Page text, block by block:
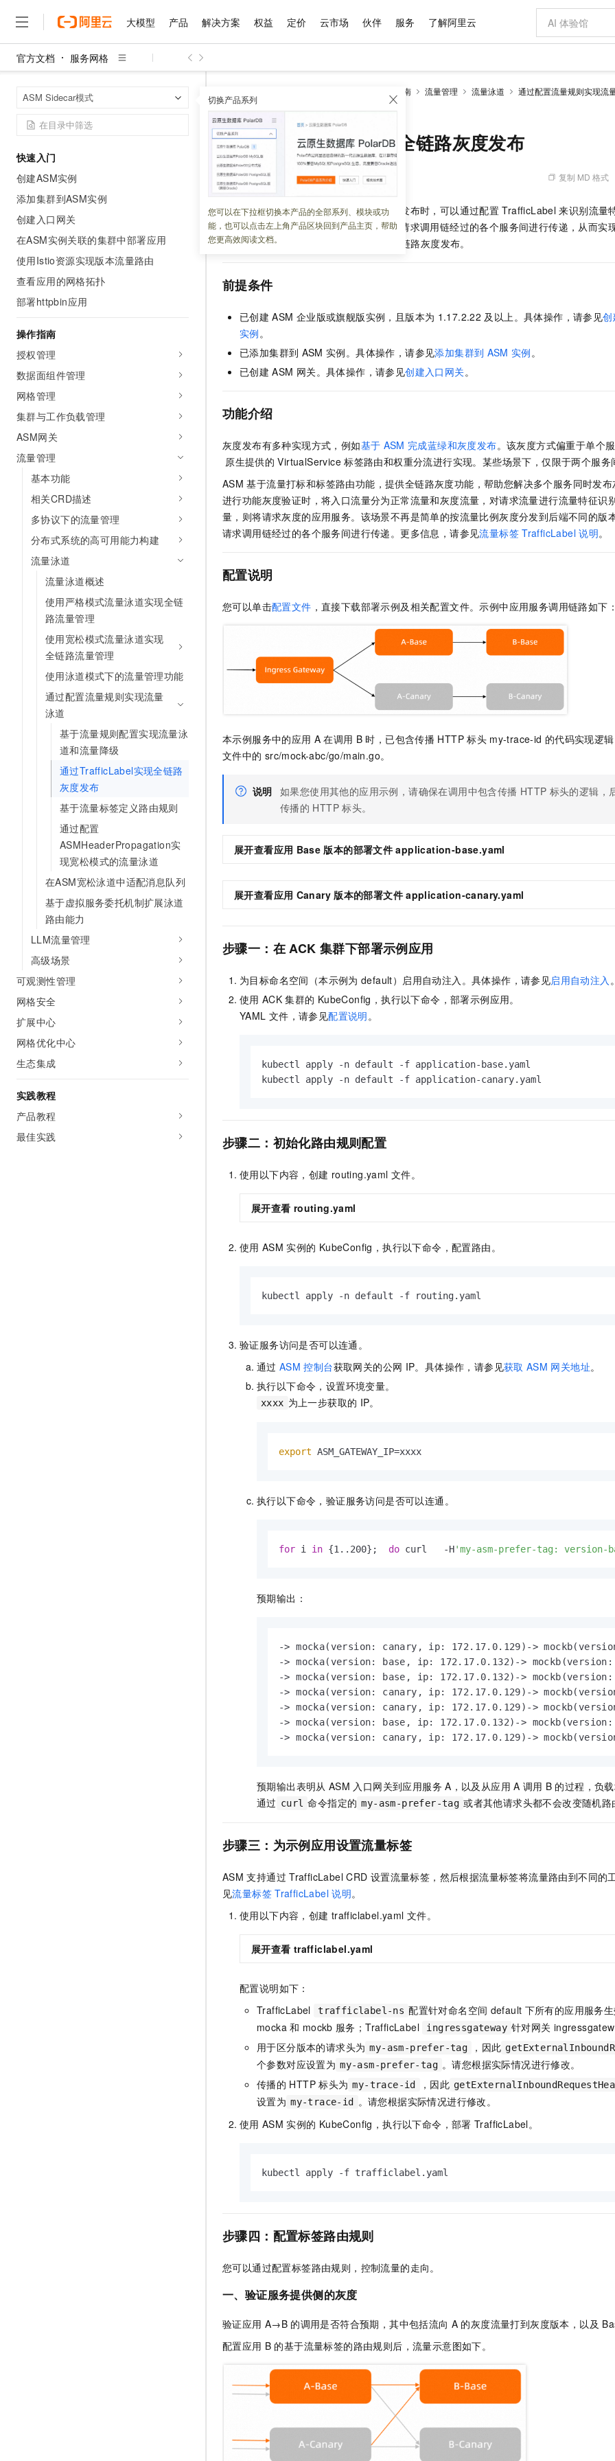
大模型 产品 解决方案 权益 定价 云市场 伙伴 服务 了解阿里云
官方文档 服务网格
ASM Sidecar模式 切换产品系列
您可以在下拉框切换本产品的全部系列、模块或功
能，也可以点击左上角产品区块回到产品主页，帮助
您更高效阅读文档。
快速入门
创建ASM实例
添加集群到ASM实例
创建入口网关
在ASM实例关联的集群中部署应用
使用Istio资源实现版本流量路由
查看应用的网格拓扑
部署httpbin应用
操作指南
授权管理
数据面组件管理
网格管理
集群与工作负载管理
ASM网关
流量管理
基本功能
相关CRD描述
多协议下的流量管理
分布式系统的高可用能力构建
流量泳道
流量泳道概述
使用严格模式流量泳道实现全链
路流量管理
使用宽松模式流量泳道实现
全链路流量管理
使用泳道模式下的流量管理功能
通过配置流量规则实现流量
泳道
基于流量规则配置实现流量泳
道和流量降级
通过TrafficLabel实现全链路
灰度发布
基于流量标签定义路由规则
通过配置
ASMHeaderPropagation实
现宽松模式的流量泳道
在ASM宽松泳道中适配消息队列
基于虚拟服务委托机制扩展泳道
路由能力
LLM流量管理
高级场景
可观测性管理
网格安全
扩展中心
网格优化中心
生态集成
实践教程
产品教程
最佳实践
操作指南 流量管理 流量泳道
通过配置流量规则实现流
通过TrafficLabel实现全链路灰度发布
通过TrafficLabel实现全链路灰度发布
更新时间：2024-10-24 01:42:13 复制 MD 格式
当您需要在多个服务间实现全链路的灰度发布时，可以通过配置 TrafficLabel 来识别流量
正常流量和灰度流量。灰度流量特征会在请求调用链经过的各个服务间进行传递，从而实
绍如何通过 TrafficLabel 实现微服务的全链路灰度发布。
前提条件
已创建 ASM 企业版或旗舰版实例，且版本为 1.17.2.22 及以上。具体操作，请参见创
实例。
已添加集群到 ASM 实例。具体操作，请参见添加集群到 ASM 实例。
已创建 ASM 网关。具体操作，请参见创建入口网关。
功能介绍
灰度发布有多种实现方式，例如基于 ASM 完成蓝绿和灰度发布。该灰度方式偏重于单个
原生提供的 VirtualService 标签路由和权重分流进行实现。某些场景下，仅限于两个服
ASM 基于流量打标和标签路由功能，提供全链路灰度功能，帮助您解决多个服务同时发
进行功能灰度验证时，将入口流量分为正常流量和灰度流量，对请求流量进行流量特征识
量，则将请求灰度的应用服务。该场景不再是简单的按流量比例灰度分发到后端不同的版
请求调用链经过的各个服务间进行传递。更多信息，请参见流量标签 TrafficLabel 说明。
配置说明
您可以单击配置文件 ，直接下载部署示例及相关配置文件。示例中应用服务调用链路如下
本示例服务中的应用 A 在调用 B 时，已包含传播 HTTP 标头 my-trace-id 的代码实现逻
文件中的 src/mock-abc/go/main.go。
说明 如果您使用其他的应用示例，请确保在调用中包含传播 HTTP 标头的逻辑，
传播的 HTTP 标头。
展开查看应用 Base 版本的部署文件 application-base.yaml
展开查看应用 Canary 版本的部署文件 application-canary.yaml
步骤一：在 ACK 集群下部署示例应用
为目标命名空间（本示例为 default）启用自动注入。具体操作，请参见启用自动注入
使用 ACK 集群的 KubeConfig，执行以下命令，部署示例应用。
YAML 文件，请参见配置说明 。
kubectl apply -n default -f application-base.yaml
kubectl apply -n default -f application-canary.yaml
步骤二：初始化路由规则配置
使用以下内容，创建 routing.yaml 文件。
展开查看 routing.yaml
使用 ASM 实例的 KubeConfig，执行以下命令，配置路由。
kubectl apply -n default -f routing.yaml
验证服务访问是否可以连通。
通过 ASM 控制台获取网关的公网 IP。具体操作，请参见获取 ASM 网关地址。
执行以下命令，设置环境变量。
xxxx 为上一步获取的 IP。
export ASM_GATEWAY_IP=xxxx
执行以下命令，验证服务访问是否可以连通。
for i in {1..200}; do curl   -H'my-asm-prefer-tag: version-
预期输出：
-> mocka(version: canary, ip: 172.17.0.129)->
-> mocka(version: base, ip: 172.17.0.132)->
-> mocka(version: base, ip: 172.17.0.132)->
-> mocka(version: canary, ip: 172.17.0.129)->
-> mocka(version: canary, ip: 172.17.0.129)->
-> mocka(version: base, ip: 172.17.0.132)->
-> mocka(version: canary, ip: 172.17.0.129)->
预期输出表明从 ASM 入口网关到应用服务 A，以及从应用 A 调用 B 的过程，负
通过 curl 命令指定的 my-asm-prefer-tag 或者其他请求头都不会改变随机
步骤三：为示例应用设置流量标签
ASM 支持通过 TrafficLabel CRD 设置流量标签，然后根据流量标签将流量路由到不同的
见流量标签 TrafficLabel 说明。
使用以下内容，创建 trafficlabel.yaml 文件。
展开查看 trafficlabel.yaml
配置说明如下：
TrafficLabel
trafficlabel-ns 配置针对命名空间 default 下所有的应用服务
mocka 和 mockb 服务；TrafficLabel ingressgateway 针对网关
用于区分版本的请求头为 my-asm-prefer-tag ，因此
个参数对应设置为 my-asm-prefer-tag 。请您根据实际情况进行修改。
传播的 HTTP 标头为 my-trace-id ，因此
设置为 my-trace-id
。请您根据实际情况进行修改。
使用 ASM 实例的 KubeConfig，执行以下命令，部署 TrafficLabel。
kubectl apply -f trafficlabel.yaml
步骤四：配置标签路由规则
您可以通过配置标签路由规则，控制流量的走向。
一、验证服务提供侧的灰度
验证应用 A→B 的调用是否符合预期，其中包括流向 A 的灰度流量打到灰度版本，以及
配置应用 B 的基于流量标签的路由规则后，流量示意图如下。
大模型
大模型
大模型
文本生成
Qwen3.8-Max HOT
智能体时代全能旗舰模型
视觉 Coding、空间感知、多模态思考等全面升级
Kimi-K3 NEW
Kimi 最新旗舰模型，长程编程与推理利器
1M上下文，专为长程任务能力而生
图片和
让文字生成流
大模型服务
千问AI平台-模型体验
在线体验全尺寸、多种模态的模型效果
Happy 系列大模型
新一代 AI 视频生成模型，深度适配广告营销等场景
AI 应用构建
大模型服务平台百炼-智能体
灵活可视化地构建企业级 Agent
人工智能平台 PAI
AI Native 的算法工程平台，一站式完成建模、训练、推理服务部署
万有无界
秒悟
云端极速 AI
快速部署 Dify，高效搭建 AI 应用
多种方案随心选，轻松解锁专属 DeepSeek
产品
精选产品
人工智能与机器学习
容器
存储
网络与CDN
中间件
数据库
媒体服务
企业服务与云通信
域名与网站
终端用户计算
Serverless
开发工具
迁移与运维管理
精选产品
大模型服务平台百炼
大模型服务与应用平台
千问大模型
多元化、高性能、安全可靠的大模型服务
无影云电脑
随时随地安全接入的云上超级电脑
云解析DNS
云原生大数据计算服务 MaxCompute
面向分析的企业级SaaS模式云数据仓库
域名与网站
对象存储 OSS
一站式AI开发、训练和推理服务
Qoder CN
面向真实软件
云原生数据
解决方案
精选解决方案
AI
大数据
现代化应用
可观测
上云与迁云
企业出海
政企业务
精选解决方案
千问办公，解锁你的工作新方式
企业级Agent产品，直接交付可用成果
Agency Agents：拥有专属领域专家
多领域专家智能体,一键组建 AI 虚拟交付团队
HappyHorse 打造一站式影视创作平台
快速拥有专属 OpenClaw
睿译宝，AI翻译排版一步到位
GLM-5.2：长任务时代开源旗舰模型
自主进化，持久记忆，越用越聪明
Claude Code + GStack 打造工程团队
安装技能 GStack，拥有专属 AI 工程团队
低代码高效
权益 普惠上云
普惠上云 官方力荐
云服务器38元/年起，超值低价云产品抢先购
官方推荐返现计划
推荐新用户得奖励，单订单最高返9万
云工开物
高校专属算力普惠，学生认证享300元代金券
免费试用
解决方案免费试用 新老同享
最高领取价值200元试用点，立即开启云上创新
AI 产品 免费试用
1亿+ 大模型 tokens 和 30+ 款产品免费体验
140+云产品 免费试用
产品新客免费试用，最长12个月
助力企业全员 AI 认知与能力提升
AI 特惠
智启 AI 普惠权益
阿里云 OPC 创新助力计划
至高百万元 Token 补贴，加速一人公司成长
Qwen3.8-Max 首发尝鲜，限时加量 10 倍，夜间低至2折
千问办公，限时限量积分加倍 NEW
你的AI工作搭子，覆盖日常办公高频场景
Night Plan 支持 Qwen 3.8-Max NEW
AI 场景体
图文、视频一
AI 建站
AI 办公
定价 产品定价
了解云产品的定价详情
云上成本管理
管理和优化成本
价格计算器
自助选配和估算价格
价格优势
推动算力普惠，释放技术红利
配置报价
云市场 精选商城
网站建设
多端小程序
Salesforce 国际版订阅
友盟天域
观测云
Tuya 物联网平台阿里云版
电子合同
Tableau 订阅
AI空中课堂在线直播课堂（旗舰版）
行业生态解决方案
开发者生态解决方案
AI 开发和 AI 应用解决方案
数据与 API
数据集
手机三要素
身份实名认证
短信
OCR 文字识别
发票查验
企业应用
ERP
CRM
400电话
广告营销
基础软件
Docker
JAVA
全能环境
定制建站
模板小程序
定制小程序
APP 开发
伙伴 成为销售伙伴
分销伙伴
咨询伙伴
销售伙伴合作计划
Salesforce On Alibaba Cloud
Consulting Partner 合作计划
AI 大模型销售与服务生态合作计划
成为产品伙伴
产品生态集成认证中心
产品生态伙伴工作台
产品伙伴
数据库合作
云网络合作
Salesforce
服务生态伙伴
服务 售前咨询
在线服务
售后服务
自助服务
工单服务
短信专区
企业增值服务
企业支持计划
企业增值服务台
服务实践
创新中心
阿里云认证
官网公告
了解阿里云 为什么选择阿里云
什么是云计算
技术领先
稳定可靠
安全合规
分析师报告
研究报告与白皮书
天池大赛
云开发大赛
入门学习赛
最佳实践
云上春晚
云栖战略参考
云上的中国
看见新力量
金融模力时刻
市场活动
活动全景
魔搭
云工开物